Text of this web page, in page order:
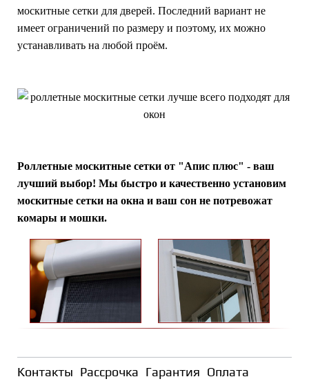
москитные сетки для дверей. Последний вариант не
имеет ограничений по размеру и поэтому, их можно
устанавливать на любой проём.
Роллетные москитные сетки от "Апис плюс" - ваш
лучший выбор! Мы быстро и качественно установим
москитные сетки на окна и ваш сон не потревожат
комары и мошки.
Контакты Рассрочка Гарантия Оплата